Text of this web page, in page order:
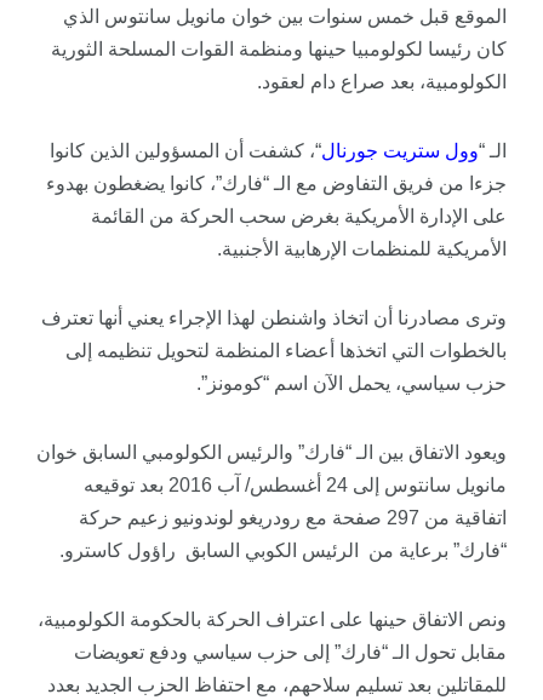
الموقع قبل خمس سنوات بين خوان مانويل سانتوس الذي
كان رئيسا لكولومبيا حينها ومنظمة القوات المسلحة الثورية
الكولومبية، بعد صراع دام لعقود.
الـ “وول ستريت جورنال“، كشفت أن المسؤولين الذين كانوا
جزءا من فريق التفاوض مع الـ “فارك”، كانوا يضغطون بهدوء
على الإدارة الأمريكية بغرض سحب الحركة من القائمة
الأمريكية للمنظمات الإرهابية الأجنبية.
وترى مصادرنا أن اتخاذ واشنطن لهذا الإجراء يعني أنها تعترف
بالخطوات التي اتخذها أعضاء المنظمة لتحويل تنظيمه إلى
حزب سياسي، يحمل الآن اسم “كومونز”.
ويعود الاتفاق بين الـ “فارك” والرئيس الكولومبي السابق خوان
مانويل سانتوس إلى 24 أغسطس/ آب 2016 بعد توقيعه
اتفاقية من 297 صفحة مع رودريغو لوندونيو زعيم حركة
“فارك” برعاية من الرئيس الكوبي السابق راؤول كاسترو.
ونص الاتفاق حينها على اعتراف الحركة بالحكومة الكولومبية،
مقابل تحول الـ “فارك” إلى حزب سياسي ودفع تعويضات
للمقاتلين بعد تسليم سلاحهم، مع احتفاظ الحزب الجديد بعدد